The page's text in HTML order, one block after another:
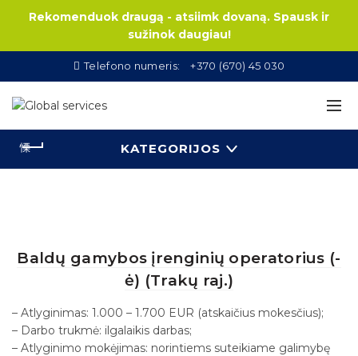
Rekomenduok draugą - atsiimk dovaną. Spausk ir
sužinok daugiau!
Telefono numeris: +370 (670) 45 030
KATEGORIJOS
Baldų gamybos įrenginių operatorius (-
ė) (Trakų raj.)
– Atlyginimas: 1.000 – 1.700 EUR (atskaičius mokesčius);
– Darbo trukmė: ilgalaikis darbas;
– Atlyginimo mokėjimas: norintiems suteikiame galimybę